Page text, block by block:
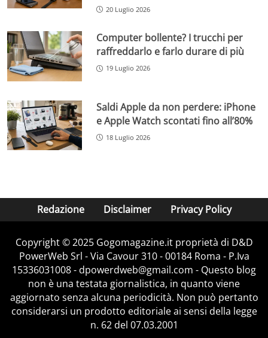
20 Luglio 2026
Computer bollente? I trucchi per
raffreddarlo e farlo durare di più
19 Luglio 2026
Saldi Apple da non perdere: iPhone
e Apple Watch scontati fino all’80%
18 Luglio 2026
Redazione Disclaimer Privacy Policy
Copyright © 2025 Gogomagazine.it proprietà di D&D
PowerWeb Srl - Via Cavour 310 - 00184 Roma - P.Iva
15336031008 - dpowerdweb@gmail.com - Questo blog
non è una testata giornalistica, in quanto viene
aggiornato senza alcuna periodicità. Non può pertanto
considerarsi un prodotto editoriale ai sensi della legge
n. 62 del 07.03.2001